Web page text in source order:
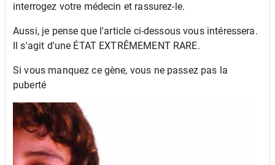
interrogez votre médecin et rassurez-le.
Aussi, je pense que l'article ci-dessous vous intéressera.
Il s'agit d'une ÉTAT EXTRÊMEMENT RARE.
Si vous manquez ce gène, vous ne passez pas la
puberté